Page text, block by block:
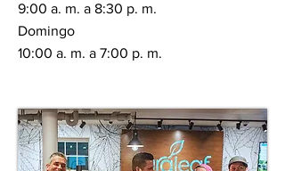
9:00 a. m. a 8:30 p. m.
Domingo
10:00 a. m. a 7:00 p. m.